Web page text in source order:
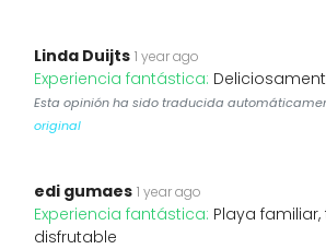
Linda Duijts 1 year ago
Experiencia fantástica:
Esta opinión ha sido traducida
original
edi gumaes 1 year ago
Experiencia fantástica: Playa
disfrutable